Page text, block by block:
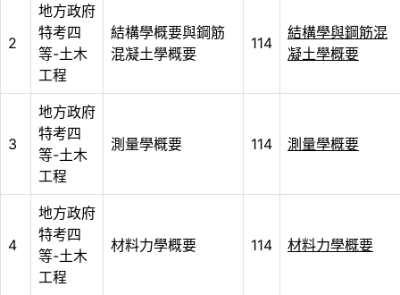
2
地方政府
特考四
等-土木
工程
結構學概要與鋼筋
混凝土學概要
114
結構學與鋼筋混
凝土學概要
3
地方政府
特考四
等-土木
工程
測量學概要 114 測量學概要
4
地方政府
特考四
等-土木
工程
材料力學概要 114 材料力學概要